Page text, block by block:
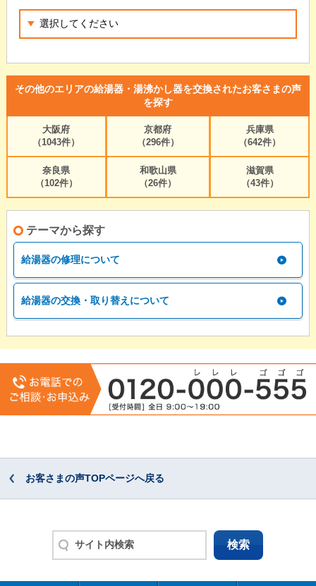
その他のエリアの給湯器・湯沸かし器を交換されたお客さまの声
を探す
大阪府
（1043件）
京都府
（296件）
兵庫県
（642件）
奈良県
（102件）
和歌山県
（26件）
滋賀県
（43件）
テーマから探す
給湯器の修理について
給湯器の交換・取り替えについて
お客さまの声TOPページへ戻る